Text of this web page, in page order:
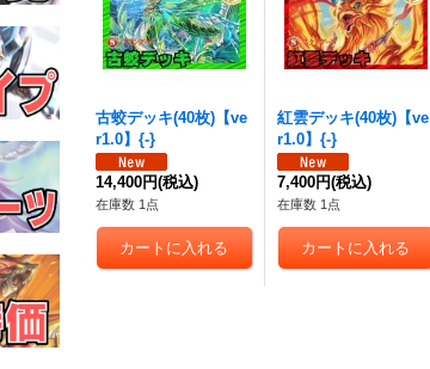
古蛟デッキ(40枚)【ve
r1.0】{-}
14,400円(税込)
在庫数 1点
紅雲デッキ(40枚)【ve
r1.0】{-}
7,400円(税込)
在庫数 1点